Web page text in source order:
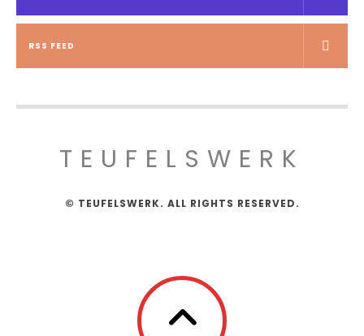
RSS FEED
TEUFELSWERK
© TEUFELSWERK. ALL RIGHTS RESERVED.